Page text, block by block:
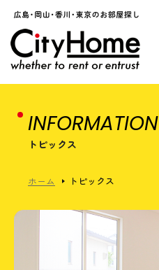
INFORMATION
トピックス
ホーム トピックス